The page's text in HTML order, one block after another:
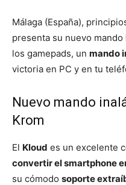
Málaga (España),
presenta su nuevo mando
los gamepads, un mando
victoria en PC y en tu
Nuevo mando
Krom
El Kloud es un excelente
convertir el smartphone
su cómodo soporte